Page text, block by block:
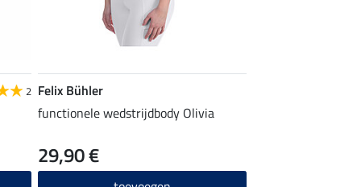
2 Felix Bühler
functionele wedstrijdbody Olivia
29,90 €